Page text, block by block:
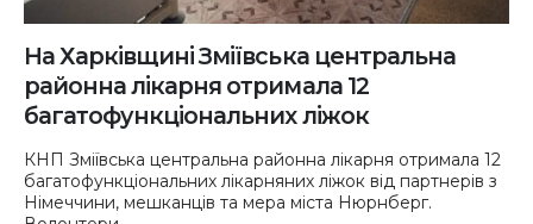
На Харківщині Зміївська центральна
районна лікарня отримала 12
багатофункціональних ліжок
КНП Зміївська центральна районна лікарня отримала 12
багатофункціональних лікарняних ліжок від партнерів з
Німеччини, мешканців та мера міста Нюрнберг.